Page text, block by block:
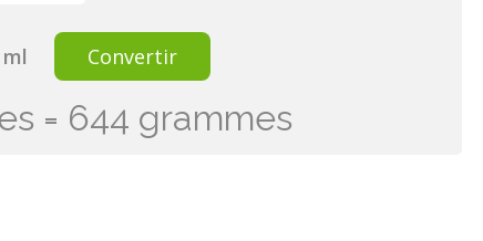
ml Convertir
= 644 grammes